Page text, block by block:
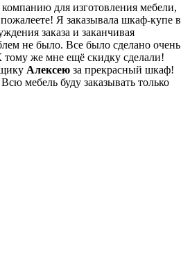
для изготовления мебели,
Я заказывала шкаф-купе в
заказа и заканчивая
не было. Все было сделано очень
тому же мне ещё скидку сделали!
Алексею за прекрасный шкаф!
мебель буду заказывать только